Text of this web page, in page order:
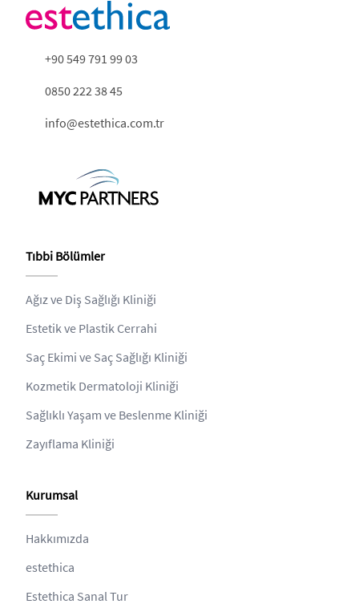
+90 549 791 99 03
0850 222 38 45
info@estethica.com.tr
Tıbbi Bölümler
Ağız ve Diş Sağlığı Kliniği
Estetik ve Plastik Cerrahi
Saç Ekimi ve Saç Sağlığı Kliniği
Kozmetik Dermatoloji Kliniği
Sağlıklı Yaşam ve Beslenme Kliniği
Zayıflama Kliniği
Kurumsal
Hakkımızda
estethica
Estethica Sanal Tur